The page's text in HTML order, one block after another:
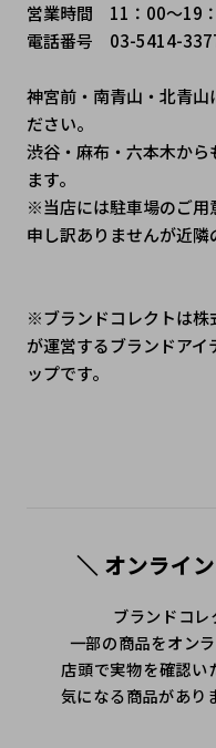
営業時間　11：00～19
電話番号　03-5414-
神宮前・南青山・北青山
ださい。
渋谷・麻布・六本木か
ます。
※当店には駐車場のご用
申し訳ありませんが近隣
※ブランドコレクトは株
が運営するブランドアイ
ップです。
＼ オンライ
ブランドコレ
一部の商品をオン
店頭で実物を確認い
気になる商品があり